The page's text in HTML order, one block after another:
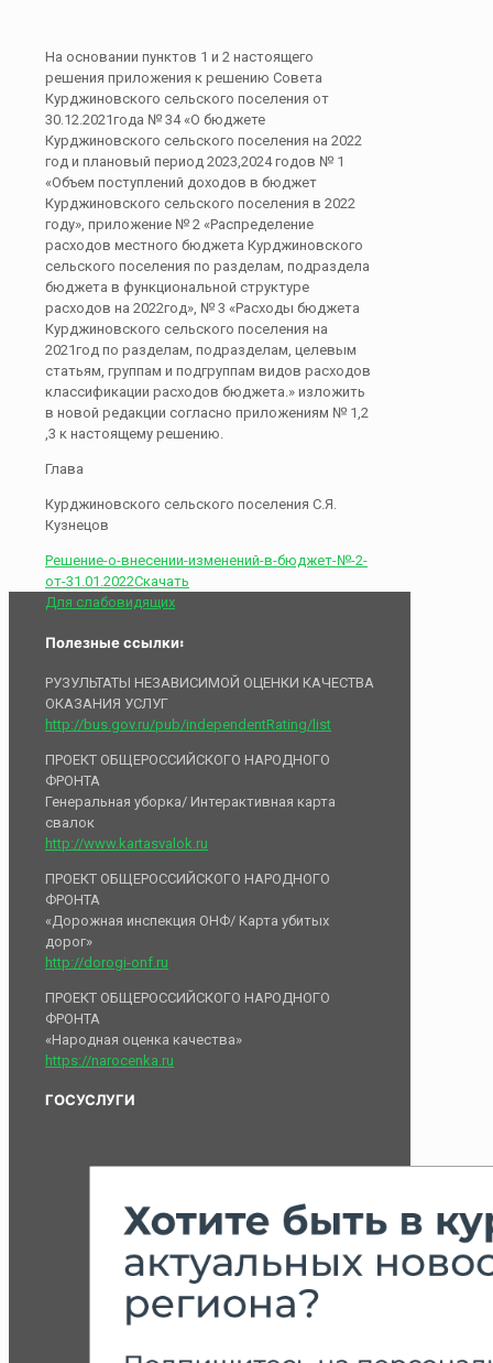
На основании пунктов 1 и 2 настоящего
решения приложения к решению Совета
Курджиновского сельского поселения от
30.12.2021года № 34 «О бюджете
Курджиновского сельского поселения на 2022
год и плановый период 2023,2024 годов № 1
«Объем поступлений доходов в бюджет
Курджиновского сельского поселения в 2022
году», приложение № 2 «Распределение
расходов местного бюджета Курджиновского
сельского поселения по разделам, подраздела
бюджета в функциональной структуре
расходов на 2022год», № 3 «Расходы бюджета
Курджиновского сельского поселения на
2021год по разделам, подразделам, целевым
статьям, группам и подгруппам видов расходов
классификации расходов бюджета.» изложить
в новой редакции согласно приложениям № 1,2
,3 к настоящему решению.
Глава
Курджиновского сельского поселения С.Я.
Кузнецов
Решение-о-внесении-изменений-в-бюджет-№-2-
от-31.01.2022Скачать
Для слабовидящих
Полезные ссылки:
РУЗУЛЬТАТЫ НЕЗАВИСИМОЙ ОЦЕНКИ КАЧЕСТВА
ОКАЗАНИЯ УСЛУГ
http://bus.gov.ru/pub/independentRating/list
ПРОЕКТ ОБЩЕРОССИЙСКОГО НАРОДНОГО
ФРОНТА
Генеральная уборка/ Интерактивная карта
свалок
http://www.kartasvalok.ru
ПРОЕКТ ОБЩЕРОССИЙСКОГО НАРОДНОГО
ФРОНТА
«Дорожная инспекция ОНФ/ Карта убитых
дорог»
http://dorogi-onf.ru
ПРОЕКТ ОБЩЕРОССИЙСКОГО НАРОДНОГО
ФРОНТА
«Народная оценка качества»
https://narocenka.ru
ГОСУСЛУГИ